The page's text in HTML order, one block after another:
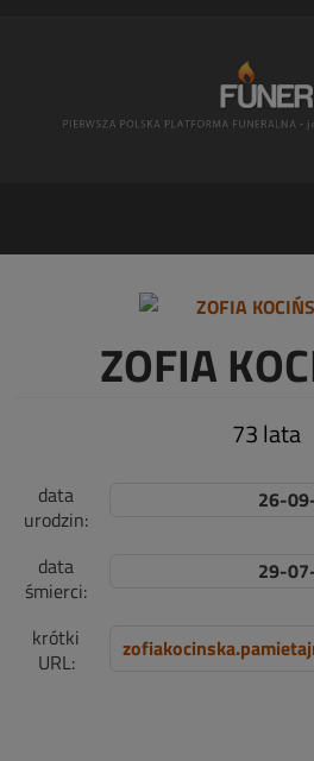
ZOFIA
73 lata
data
urodzin:
26-
data
śmierci:
29-
krótki
URL: